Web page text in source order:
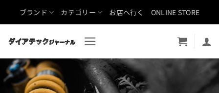
ブランド カテゴリー お店へ行く ONLINE STORE